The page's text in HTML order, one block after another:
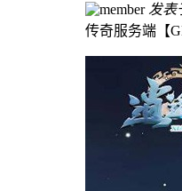
发表
传奇服务端【